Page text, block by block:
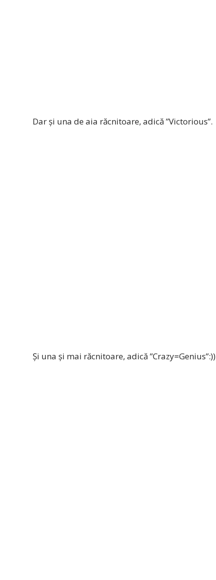
Dar și una de aia răcnitoare, adică ”Victorious”.
Și una și mai răcnitoare, adică ”Crazy=Genius”:))